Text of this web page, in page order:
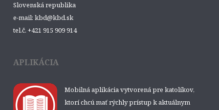
Slovenská republika
e-mail: kbd@kbd.sk
tel.č. +421 915 909 914
APLIKÁCIA
Mobilná aplikácia vytvorená pre katolíkov,
ktorí chcú mať rýchly prístup k aktuálnym